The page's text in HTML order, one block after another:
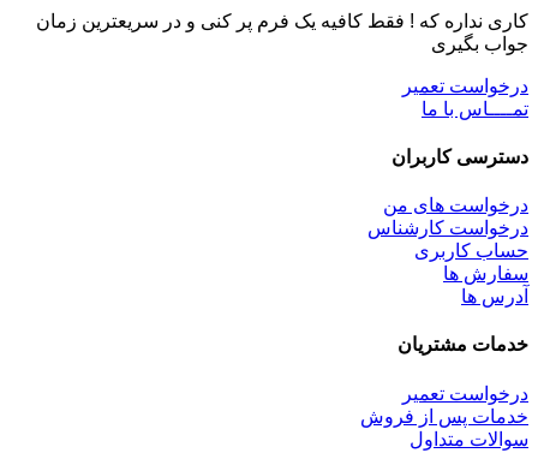
کاری نداره که ! فقط کافیه یک فرم پر کنی و در سریعترین زمان
جواب بگیری
درخواست تعمیر
تمــــاس با ما
دسترسی کاربران
درخواست های من
درخواست کارشناس
حساب کاربری
سفارش ها
آدرس ها
خدمات مشتریان
درخواست تعمیر
خدمات پس از فروش
سوالات متداول